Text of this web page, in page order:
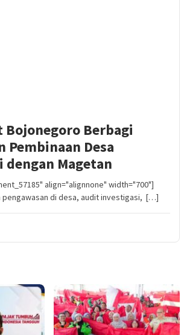
Berbagi
Pembinaan Desa
Magetan
align="alignnone" width="700"]
pengawasan di desa, audit investigasi, […]